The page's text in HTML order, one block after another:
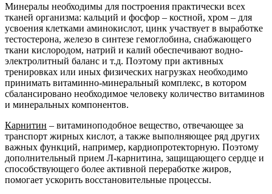
Минералы необходимы для построения практически всех
тканей организма: кальций и фосфор – костной, хром – для
усвоения клетками аминокислот, цинк участвует в выработке
тестостерона, железо в синтезе гемоглобина, снабжающего
ткани кислородом, натрий и калий обеспечивают водно-
электролитный баланс и т.д. Поэтому при активных
тренировках или иных физических нагрузках необходимо
принимать витаминно-минеральный комплекс, в котором
сбалансировано необходимое человеку количество витаминов
и минеральных компонентов.
Карнитин – витаминоподобное вещество, отвечающее за
транспорт жирных кислот, а также выполняющее ряд других
важных функций, например, кардиопротекторную. Поэтому
дополнительный прием Л-карнитина, защищающего сердце и
способствующего более активной переработке жиров,
помогает ускорить восстановительные процессы.